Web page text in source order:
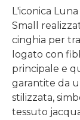
L'iconica
Small
cinghia per
logato con
principale e
garantite da
stilizzata,
tessuto